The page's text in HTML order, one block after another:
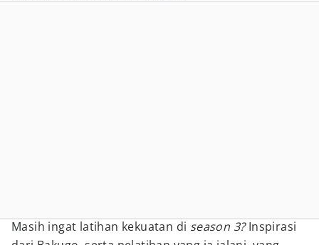
Masih ingat latihan kekuatan di season 3?Inspirasi